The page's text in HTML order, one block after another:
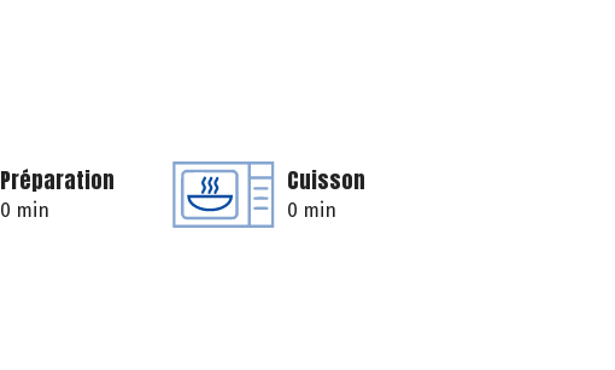
Préparation
0 min
Cuisson
0 min